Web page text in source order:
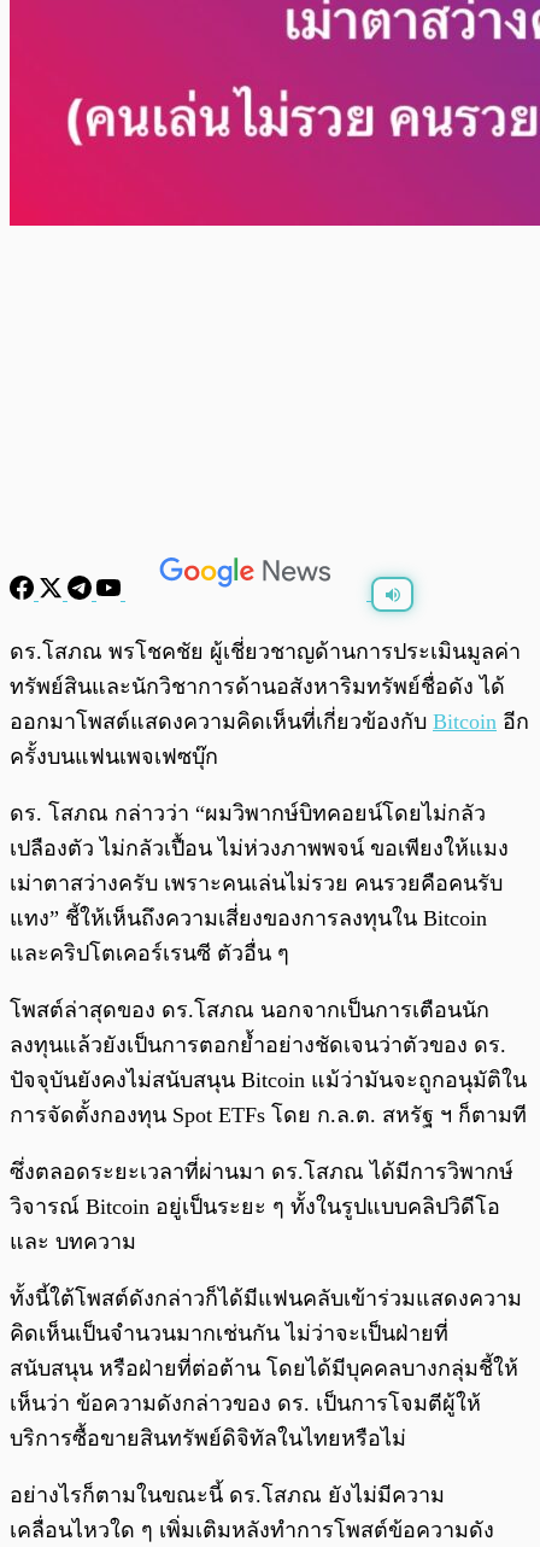
/
ดร.โสภณ พรโชคชัย ผู้เชี่ยวชาญด้านการประเมินมูลค่า
ทรัพย์สินและนักวิชาการด้านอสังหาริมทรัพย์ชื่อดัง ได้
ออกมาโพสต์แสดงความคิดเห็นที่เกี่ยวข้องกับ Bitcoin อีก
ครั้งบนแฟนเพจเฟซบุ๊ก
ดร. โสภณ กล่าวว่า “ผมวิพากษ์บิทคอยน์โดยไม่กลัว
เปลืองตัว ไม่กลัวเปื้อน ไม่ห่วงภาพพจน์ ขอเพียงให้แมง
เม่าตาสว่างครับ เพราะคนเล่นไม่รวย คนรวยคือคนรับ
แทง” ชี้ให้เห็นถึงความเสี่ยงของการลงทุนใน Bitcoin
และคริปโตเคอร์เรนซี ตัวอื่น ๆ
โพสต์ล่าสุดของ ดร.โสภณ นอกจากเป็นการเตือนนัก
ลงทุนแล้วยังเป็นการตอกย้ำอย่างชัดเจนว่าตัวของ ดร.
ปัจจุบันยังคงไม่สนับสนุน Bitcoin แม้ว่ามันจะถูกอนุมัติใน
การจัดตั้งกองทุน Spot ETFs โดย ก.ล.ต. สหรัฐ ฯ ก็ตามที
ซึ่งตลอดระยะเวลาที่ผ่านมา ดร.โสภณ ได้มีการวิพากษ์
วิจารณ์ Bitcoin อยู่เป็นระยะ ๆ ทั้งในรูปแบบคลิปวิดีโอ
และ บทความ
ทั้งนี้ใต้โพสต์ดังกล่าวก็ได้มีแฟนคลับเข้าร่วมแสดงความ
คิดเห็นเป็นจำนวนมากเช่นกัน ไม่ว่าจะเป็นฝ่ายที่
สนับสนุน หรือฝ่ายที่ต่อต้าน โดยได้มีบุคคลบางกลุ่มชี้ให้
เห็นว่า ข้อความดังกล่าวของ ดร. เป็นการโจมตีผู้ให้
บริการซื้อขายสินทรัพย์ดิจิทัลในไทยหรือไม่
อย่างไรก็ตามในขณะนี้ ดร.โสภณ ยังไม่มีความ
เคลื่อนไหวใด ๆ เพิ่มเติมหลังทำการโพสต์ข้อความดัง